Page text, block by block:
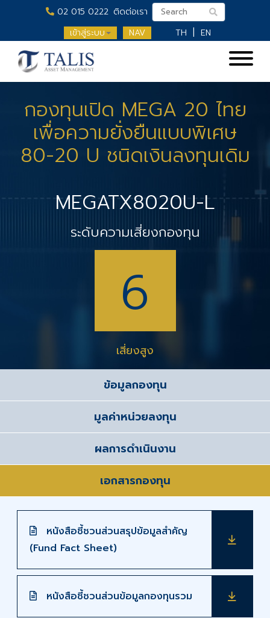
02 015 0222 ติดต่อเรา
เข้าสู่ระบบ
NAV TH EN
กองทุนเปิด MEGA 20 ไทย
เพื่อความยั่งยืนแบบพิเศษ
80-20 U ชนิดเงินลงทุนเดิม
MEGATX8020U-L
ระดับความเสี่ยงกองทุน
6
เสี่ยงสูง
ข้อมูลกองทุน
มูลค่าหน่วยลงทุน
ผลการดำเนินงาน
เอกสารกองทุน
หนังสือชี้ชวนส่วนสรุปข้อมูลสำคัญ
(Fund Fact Sheet)
หนังสือชี้ชวนส่วนข้อมูลกองทุนรวม